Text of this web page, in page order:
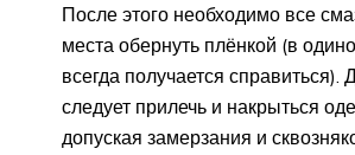
После этого необходимо все
места обернуть плёнкой (в
всегда получается справиться).
следует прилечь и накрыться
допуская замерзания и